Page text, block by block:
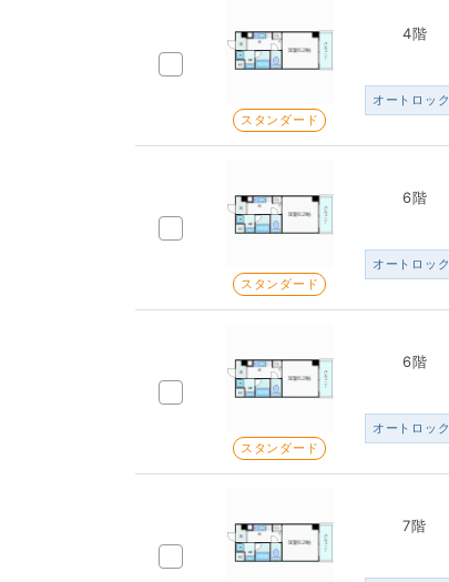
スタンダード
4階
オートロック
スタンダード
6階
オートロック
スタンダード
6階
オートロック
7階